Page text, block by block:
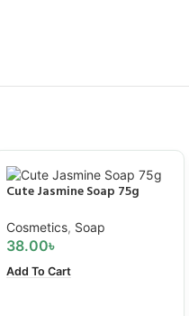
Cute Jasmine Soap 75g
Cosmetics, Soap
38.00৳
Add To Cart